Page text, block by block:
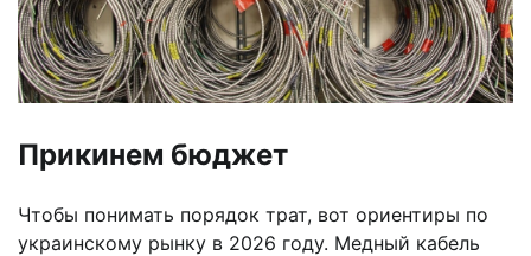
Прикинем бюджет
Чтобы понимать порядок трат, вот ориентиры по
украинскому рынку в 2026 году. Медный кабель